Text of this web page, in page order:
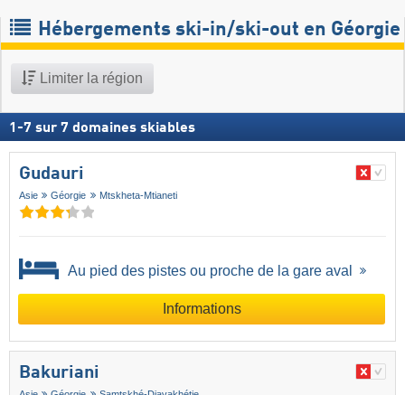
Hébergements ski-in/ski-out en Géorgie
Limiter la région
1 -7 sur 7 domaines skiables
Gudauri
Asie Géorgie Mtskheta-Mtianeti
Au pied des pistes ou proche de la gare aval
Informations
Bakuriani